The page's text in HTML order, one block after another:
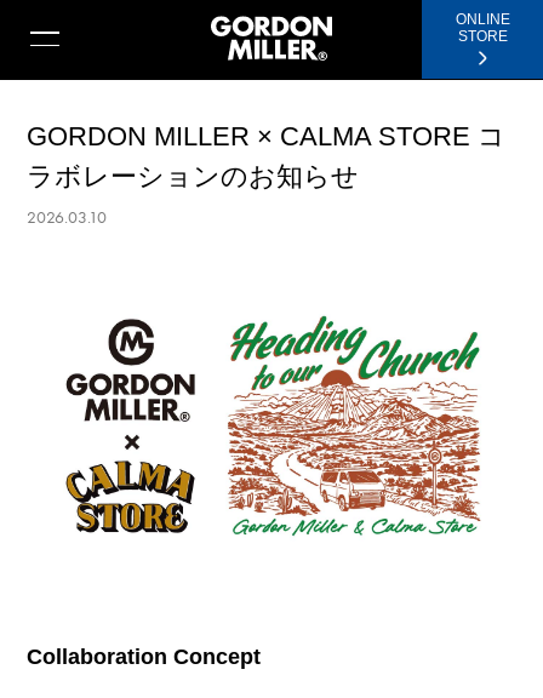
ONLINE
STORE
GORDON MILLER × CALMA STORE コ
ラボレーションのお知らせ
2026.03.10
Collaboration Concept